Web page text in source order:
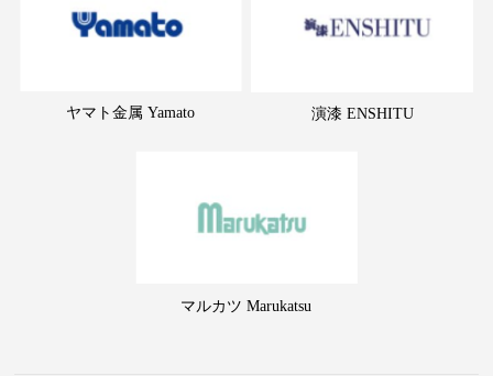
ヤマト金属 Yamato 演漆 ENSHITU
マルカツ Marukatsu